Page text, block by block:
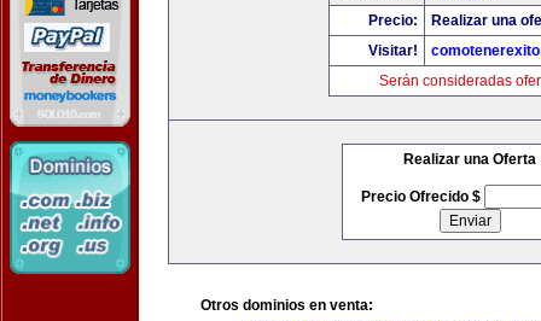
Precio:
Realizar una
Visitar!
Serán consideradas
Realizar una Oferta
Precio Ofrecido $
Otros dominios en venta: